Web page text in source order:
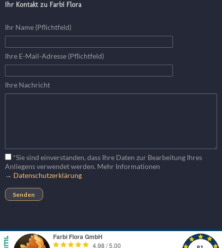
Ihr Kontakt zu Farbi Flora
Ihr Name (Pflichtfeld)
Ihre E-Mail-Adresse (Pflichtfeld)
Ihre Nachricht
*Sie sind einverstanden, dass Ihre Daten zur Bearbeitung Ihres
Anliegens verwendet werden. Mehr Informationen
→ Datenschutzerklärung